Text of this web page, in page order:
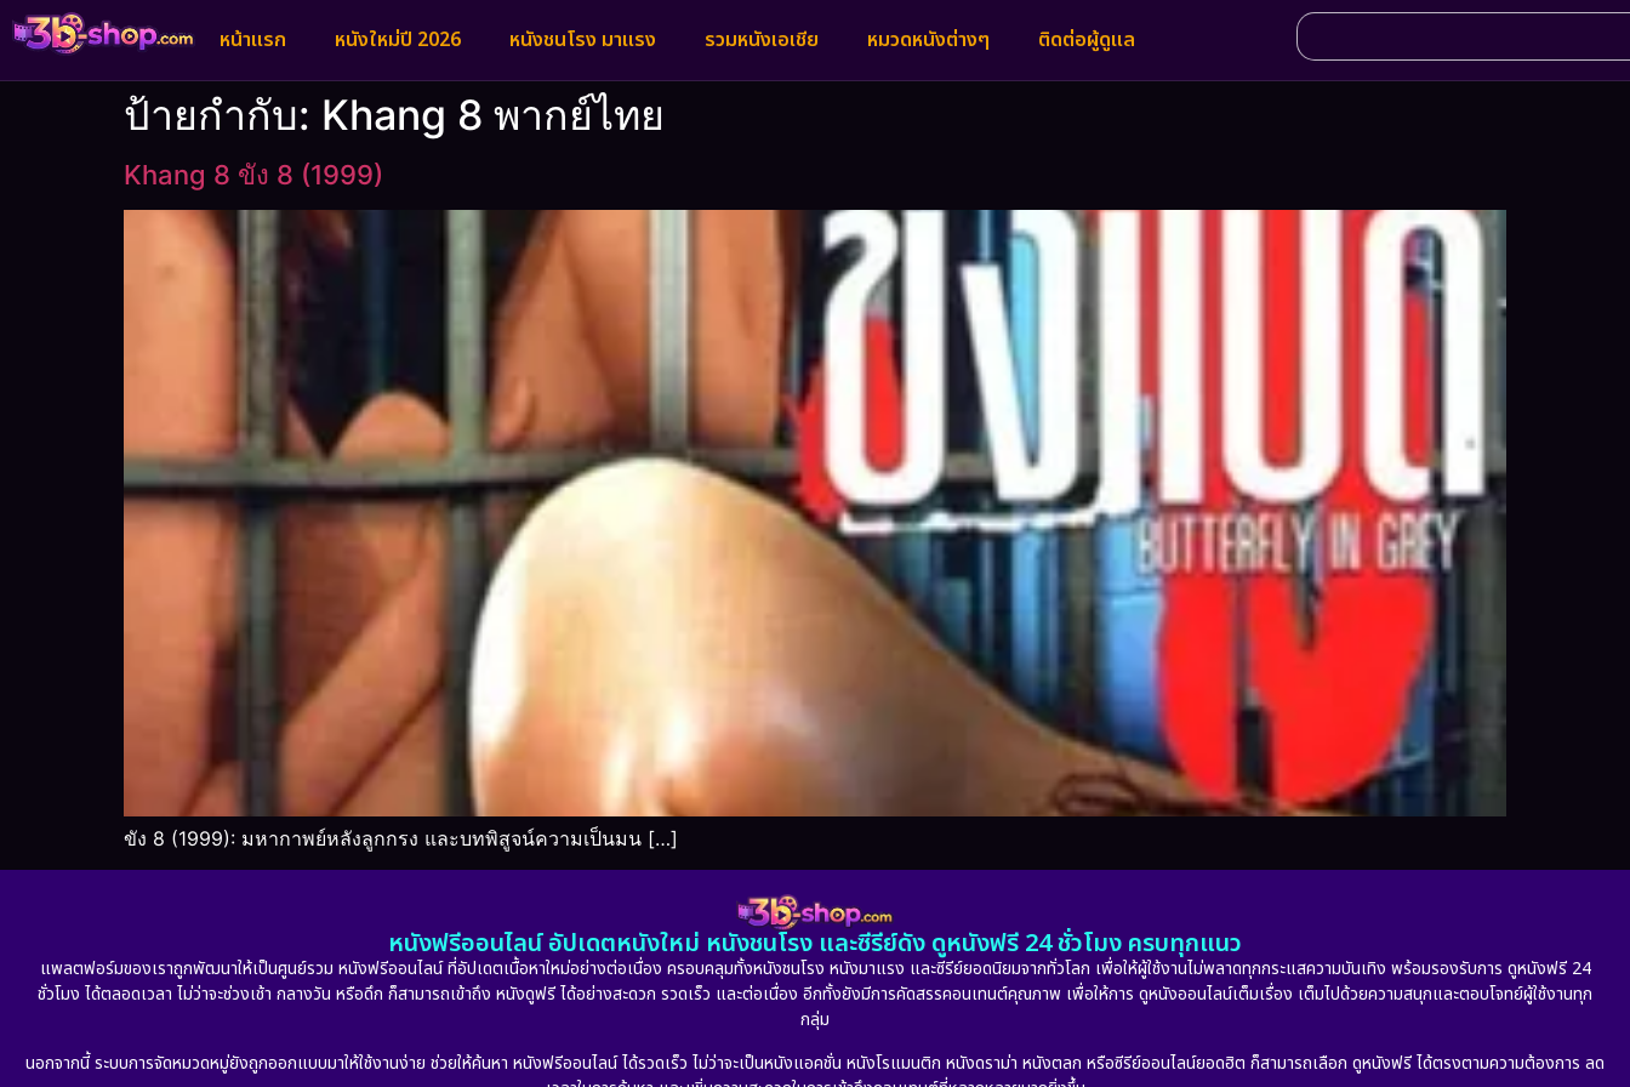
หน้าแรก หนังใหม่ปี 2026 หนังชนโรง มาแรง รวมหนังเอเชีย หมวดหนังต่างๆ ติดต่อผู้ดูแล
ป้ายกำกับ: Khang 8 พากย์ไทย
Khang 8 ขัง 8 (1999)
ขัง 8 (1999): มหากาพย์หลังลูกกรง และบทพิสูจน์ความเป็นมน […]
หนังฟรีออนไลน์ อัปเดตหนังใหม่ หนังชนโรง และซีรีย์ดัง ดูหนังฟรี 24 ชั่วโมง ครบทุกแนว
แพลตฟอร์มของเราถูกพัฒนาให้เป็นศูนย์รวม หนังฟรีออนไลน์ ที่อัปเดตเนื้อหาใหม่อย่างต่อเนื่อง ครอบคลุมทั้งหนังชนโรง หนังมาแรง และซีรีย์ยอดนิยมจากทั่วโลก เพื่อให้ผู้ใช้งานไม่พลาดทุกกระแสความบันเทิง พร้อมรองรับการ ดูหนังฟรี 24
ชั่วโมง ได้ตลอดเวลา ไม่ว่าจะช่วงเช้า กลางวัน หรือดึก ก็สามารถเข้าถึง หนังดูฟรี ได้อย่างสะดวก รวดเร็ว และต่อเนื่อง อีกทั้งยังมีการคัดสรรคอนเทนต์คุณภาพ เพื่อให้การ ดูหนังออนไลน์เต็มเรื่อง เต็มไปด้วยความสนุกและตอบโจทย์ผู้ใช้งานทุก
กลุ่ม
นอกจากนี้ ระบบการจัดหมวดหมู่ยังถูกออกแบบมาให้ใช้งานง่าย ช่วยให้ค้นหา หนังฟรีออนไลน์ ได้รวดเร็ว ไม่ว่าจะเป็นหนังแอคชั่น หนังโรแมนติก หนังดราม่า หนังตลก หรือซีรีย์ออนไลน์ยอดฮิต ก็สามารถเลือก ดูหนังฟรี ได้ตรงตามความต้องการ ลด